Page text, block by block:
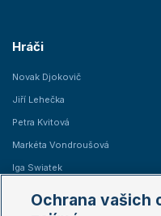
Hráči
Novak Djokovič
Jiří Lehečka
Petra Kvitová
Markéta Vondroušová
Iga Swiatek
Ochrana vašich